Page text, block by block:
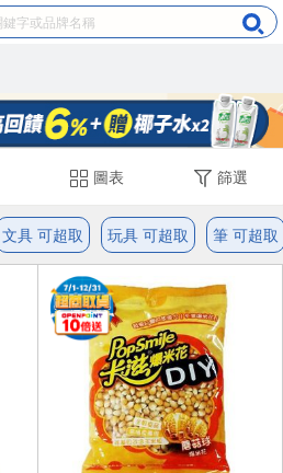
圖表 篩選
文具 可超取 玩具 可超取 筆 可超取